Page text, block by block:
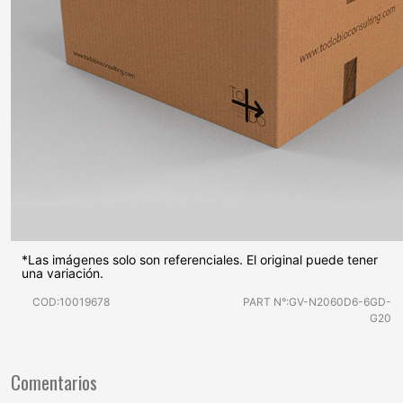
*Las imágenes solo son referenciales. El original puede tener
una variación.
COD:10019678
PART N°:GV-N2060D6-6GD-
G20
Comentarios